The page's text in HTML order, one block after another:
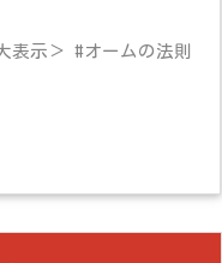
表示＞ #オームの法則